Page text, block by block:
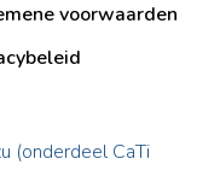
voorwaarden
(onderdeel CaTi